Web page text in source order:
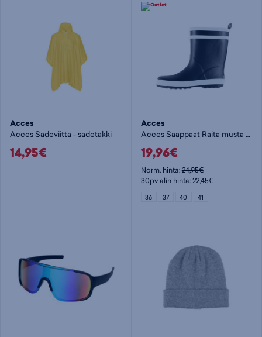
Acces
Acces Sadeviitta - sadetakki
14,95€
Acces
Acces Saappaat Raita musta 36-41 lajitelma - kumisaapas
19,96€
Norm. hinta:24,95€
30pv alin hinta: 22,45€
36 37 40 41